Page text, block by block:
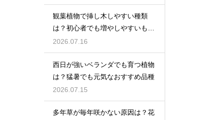
観葉植物で挿し木しやすい種類
は？初心者でも増やしやすいもの
を紹介
2026.07.16
西日が強いベランダでも育つ植物
は？猛暑でも元気なおすすめ品種
2026.07.15
多年草が毎年咲かない原因は？花